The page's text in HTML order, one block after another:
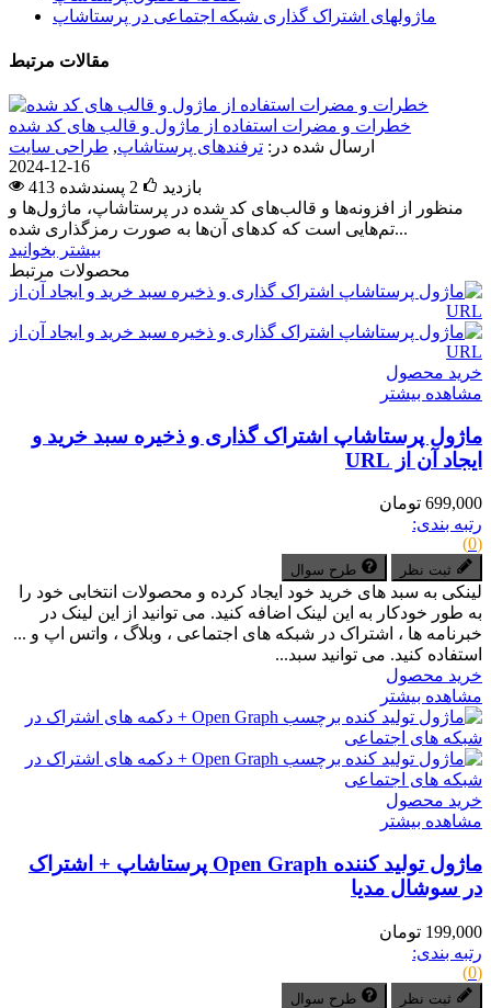
ماژولهای اشتراک‌ گذاری شبکه اجتماعی در پرستاشاپ
مقالات مرتبط
خطرات و مضرات استفاده از ماژول و قالب های کد شده
ارسال شده در: ترفندهای پرستاشاپ, طراحی سایت
2024-12-16
413 بازدید
2 پسندشده
منظور از افزونه‌ها و قالب‌های کد شده در پرستاشاپ، ماژول‌ها و
تم‌هایی است که کدهای آن‌ها به صورت رمزگذاری شده...
بیشتر بخوانید
محصولات مرتبط
خرید محصول
مشاهده بیشتر
ماژول پرستاشاپ اشتراک گذاری و ذخیره سبد خرید و
ایجاد آن از URL
699,000 تومان
رتبه بندی:
(0)
ثبت نظر طرح سوال
لینکی به سبد های خرید خود ایجاد کرده و محصولات انتخابی خود را
به طور خودکار به این لینک اضافه کنید. می توانید از این لینک در
خبرنامه ها ، اشتراک در شبکه های اجتماعی ، وبلاگ ، واتس اپ و ...
استفاده کنید. می توانید سبد...
خرید محصول
مشاهده بیشتر
خرید محصول
مشاهده بیشتر
ماژول تولید کننده Open Graph پرستاشاپ + اشتراک
در سوشال مدیا
199,000 تومان
رتبه بندی:
(0)
ثبت نظر طرح سوال